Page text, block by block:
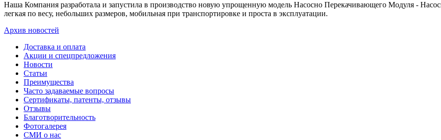
Наша Компания разработала и запустила в производство новую упрощенную модель Насосно Перекачивающего Модуля -
легкая по весу, небольших размеров, мобильная при транспортировке и проста в эксплуатации.
Архив новостей
Доставка и оплата
Акции и спецпредложения
Новости
Статьи
Преимущества
Часто задаваемые вопросы
Сертификаты, патенты, отзывы
Отзывы
Благотворительность
Фотогалерея
СМИ о нас